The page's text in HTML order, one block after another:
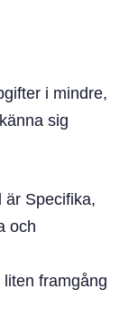
i mindre,
sig
är Specifika,
och
framgång